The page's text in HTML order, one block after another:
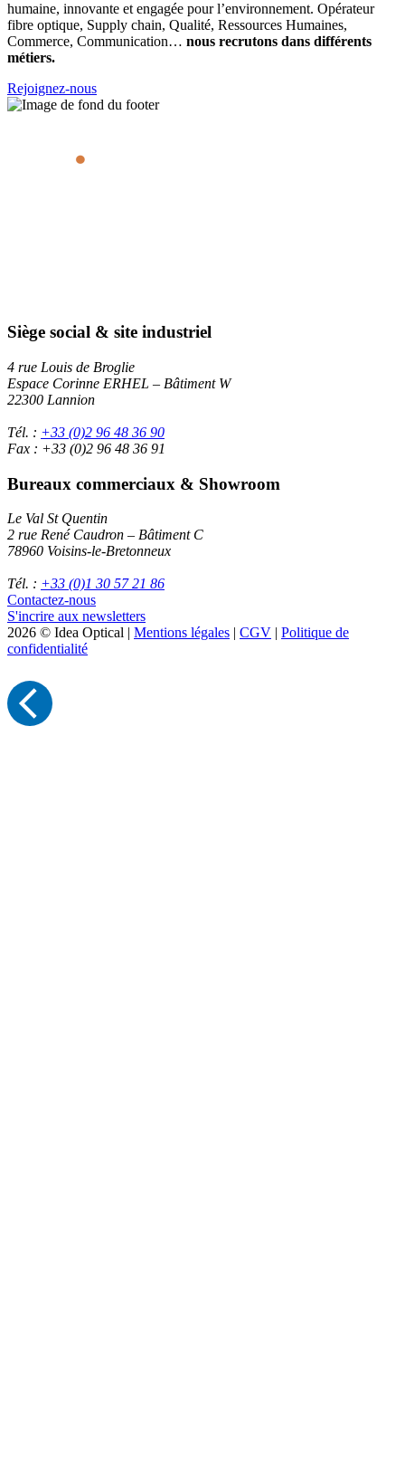
humaine, innovante et engagée pour l’environnement. Opérateur
fibre optique, Supply chain, Qualité, Ressources Humaines,
Commerce, Communication… nous recrutons dans différents
métiers.
Rejoignez-nous
Siège social & site industriel
4 rue Louis de Broglie
Espace Corinne ERHEL – Bâtiment W
22300 Lannion
Tél. : +33 (0)2 96 48 36 90
Fax : +33 (0)2 96 48 36 91
Bureaux commerciaux & Showroom
Le Val St Quentin
2 rue René Caudron – Bâtiment C
78960 Voisins-le-Bretonneux
Tél. : +33 (0)1 30 57 21 86
Contactez-nous
S'incrire aux newsletters
2026 © Idea Optical | Mentions légales | CGV | Politique de
confidentialité